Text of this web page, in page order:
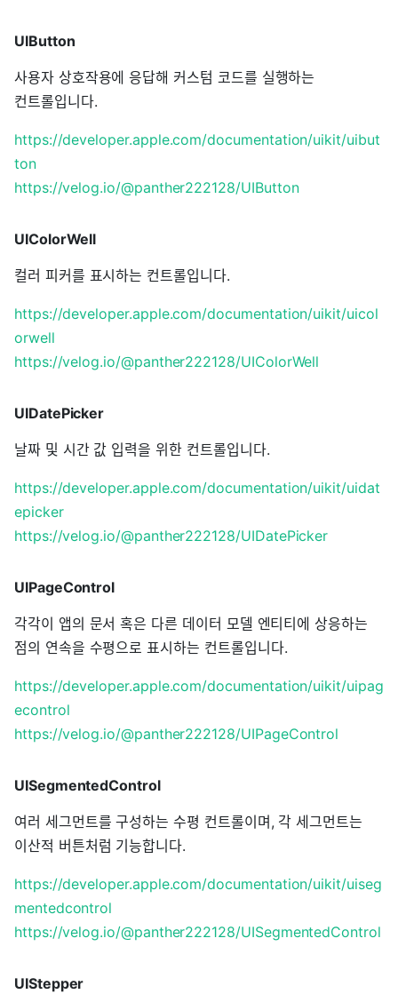
UIButton
사용자 상호작용에 응답해 커스텀 코드를 실행하는
컨트롤입니다.
https://developer.apple.com/documentation/uikit/uibut
ton
https://velog.io/@panther222128/UIButton
UIColorWell
컬러 피커를 표시하는 컨트롤입니다.
https://developer.apple.com/documentation/uikit/uicol
orwell
https://velog.io/@panther222128/UIColorWell
UIDatePicker
날짜 및 시간 값 입력을 위한 컨트롤입니다.
https://developer.apple.com/documentation/uikit/uidat
epicker
https://velog.io/@panther222128/UIDatePicker
UIPageControl
각각이 앱의 문서 혹은 다른 데이터 모델 엔티티에 상응하는
점의 연속을 수평으로 표시하는 컨트롤입니다.
https://developer.apple.com/documentation/uikit/uipag
econtrol
https://velog.io/@panther222128/UIPageControl
UISegmentedControl
여러 세그먼트를 구성하는 수평 컨트롤이며, 각 세그먼트는
이산적 버튼처럼 기능합니다.
https://developer.apple.com/documentation/uikit/uiseg
mentedcontrol
https://velog.io/@panther222128/UISegmentedControl
UIStepper